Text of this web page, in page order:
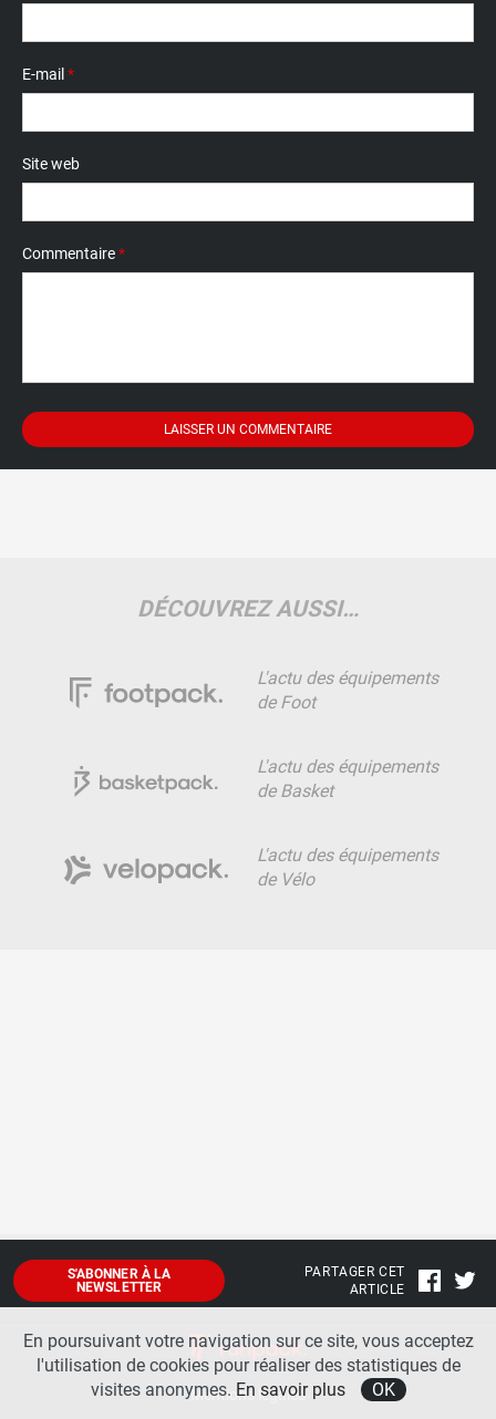
E-mail *
Site web
Commentaire*
DÉCOUVREZ AUSSI…
L'actu des équipements
de Foot
L'actu des équipements
de Basket
L'actu des équipements
de Vélo
S'ABONNER À LA
NEWSLETTER
PARTAGER CET
ARTICLE
Mentions légales
En poursuivant votre navigation sur ce site, vous acceptez
l'utilisation de cookies pour réaliser des statistiques de
visites anonymes. En savoir plus OK